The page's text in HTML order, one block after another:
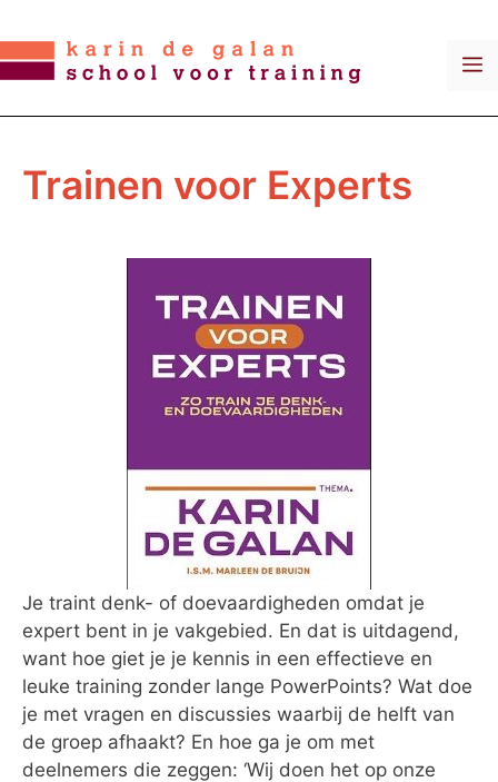
naar
de
Trainen voor Experts
Je traint denk- of doevaardigheden omdat je
expert bent in je vakgebied. En dat is uitdagend,
want hoe giet je je kennis in een effectieve en
leuke training zonder lange PowerPoints? Wat doe
je met vragen en discussies waarbij de helft van
de groep afhaakt? En hoe ga je om met
deelnemers die zeggen: ‘Wij doen het op onze